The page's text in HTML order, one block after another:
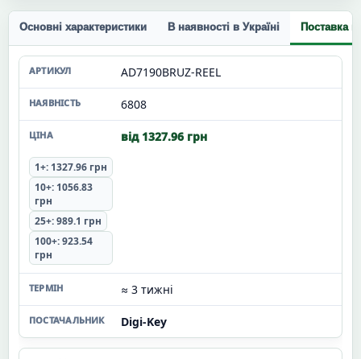
Основні характеристики В наявності в Україні Поставка
AD7190BRUZ-REEL
6808
від 1327.96 грн
1+: 1327.96 грн
10+: 1056.83
грн
25+: 989.1 грн
100+: 923.54
грн
≈ 3 тижні
Digi-Key